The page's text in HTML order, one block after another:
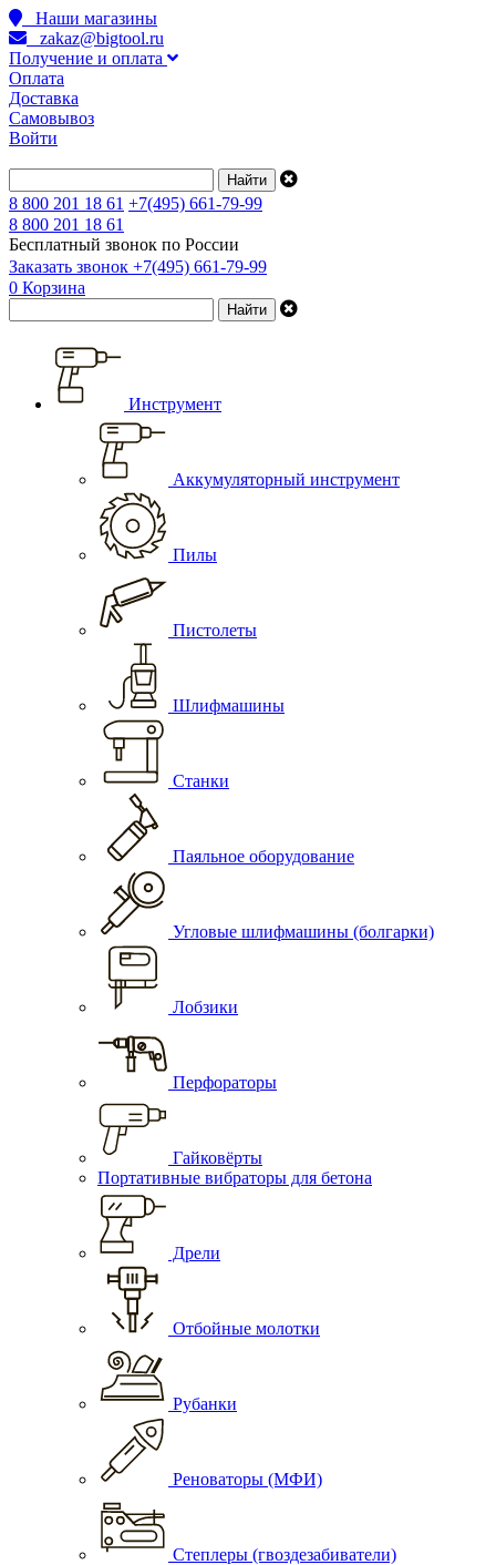
Наши магазины
zakaz@bigtool.ru
Получение и оплата
Оплата
Доставка
Самовывоз
Войти
8 800 201 18 61 +7(495) 661-79-99
8 800 201 18 61
Бесплатный звонок по России
Заказать звонок +7(495) 661-79-99
0 Корзина
Инструмент
Аккумуляторный инструмент
Пилы
Пистолеты
Шлифмашины
Станки
Паяльное оборудование
Угловые шлифмашины (болгарки)
Лобзики
Перфораторы
Гайковёрты
Портативные вибраторы для бетона
Дрели
Отбойные молотки
Рубанки
Реноваторы (МФИ)
Степлеры (гвоздезабиватели)